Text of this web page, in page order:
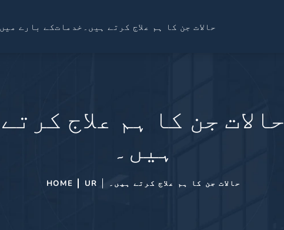
کے بارے میںخدمات حالات جن کا ہم علاج کرتے ہیں۔
حالات جن کا ہم علاج کرتے
ہیں۔
HOME UR حالات جن کا ہم علاج کرتے ہیں۔